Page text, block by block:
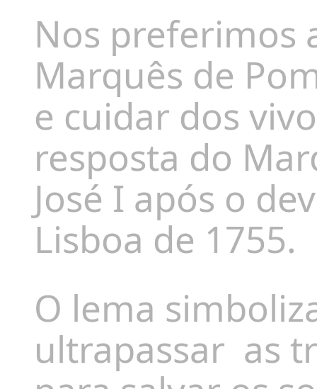
Nos preferimos
Marquês de
e cuidar dos
resposta do
José I após o
Lisboa de 1755.
O lema
ultrapassar as